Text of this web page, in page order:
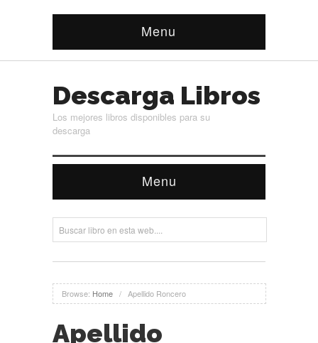
Menu
Descarga Libros
Los mejores libros disponibles para su
descarga
Menu
Browse: Home / Apellido Roncero
Apellido